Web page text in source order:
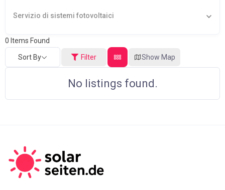
Servizio di sistemi fotovoltaici
0 Items Found
Sort By Filter Show Map
No listings found.